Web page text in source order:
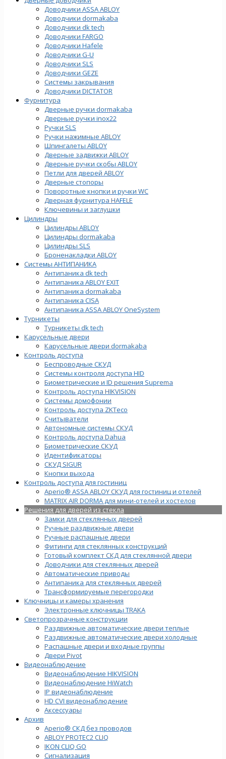
Доводчики ASSA ABLOY
Доводчики dormakaba
Доводчики dk tech
Доводчики FARGO
Доводчики Hafele
Доводчики G-U
Доводчики SLS
Доводчики GEZE
Cистемы закрывания
Доводчики DICTATOR
Фурнитура
Дверные ручки dormakaba
Дверные ручки inox22
Ручки SLS
Ручки нажимные ABLOY
Шпингалеты ABLOY
Дверные задвижки ABLOY
Дверные ручки скобы ABLOY
Петли для дверей ABLOY
Дверные стопоры
Поворотные кнопки и ручки WC
Дверная фурнитура HAFELE
Ключевины и заглушки
Цилиндры
Цилиндры ABLOY
Цилиндры dormakaba
Цилиндры SLS
Броненакладки ABLOY
Системы АНТИПАНИКА
Антипаника dk tech
Антипаника ABLOY EXIT
Антипаника dormakaba
Антипаника СISA
Антипаника ASSA ABLOY OneSystem
Турникеты
Турникеты dk tech
Карусельные двери
Карусельные двери dormakaba
Контроль доступа
Беспроводные СКУД
Системы контроля доступа HID
Биометрические и ID решения Suprema
Контроль доступа HIKVISION
Системы домофонии
Контроль доступа ZKTeco
Считыватели
Автономные системы СКУД
Контроль доступа Dahua
Биометрические СКУД
Идентификаторы
СКУД SIGUR
Кнопки выхода
Контроль доступа для гостиниц
Aperio® ASSA ABLOY СКУД для гостиниц и отелей
MATRIX AIR DORMA для мини-отелей и хостелов
Решения для дверей из стекла
Замки для стеклянных дверей
Ручные раздвижные двери
Ручные распашные двери
Фитинги для стеклянных конструкций
Готовый комплект СКД для стеклянной двери
Доводчики для стеклянных дверей
Автоматические приводы
Антипаника для стеклянных дверей
Трансформируемые перегородки
Ключницы и камеры хранения
Электронные ключницы TRAKA
Светопрозрачные конструкции
Раздвижные автоматические двери теплые
Раздвижные автоматические двери холодные
Распашные двери и входные группы
Двери Pivot
Видеонаблюдение
Видеонаблюдение HIKVISION
Видеонаблюдение HiWatch
IP видеонаблюдение
HD CVI видеонаблюдение
Аксессуары
Архив
Aperio® СКД без проводов
ABLOY PROTEC2 CLIQ
IKON CLIQ GO
Сигнализация